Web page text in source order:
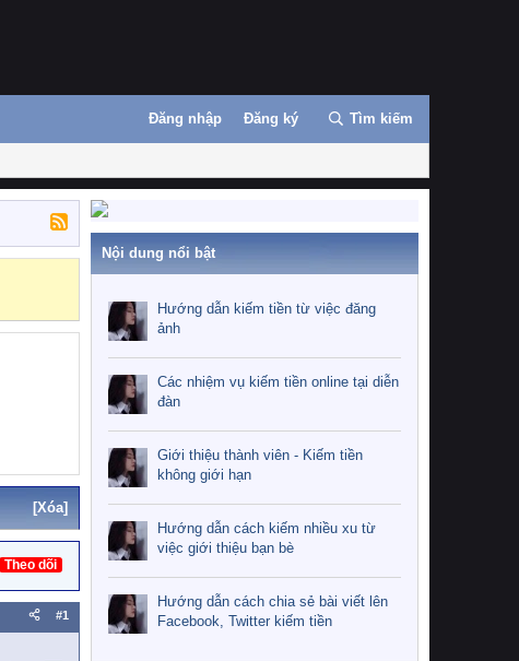
Đăng nhập Đăng ký Tìm kiếm
[Xóa]
Theo dõi
#1
Nội dung nổi bật
Hướng dẫn kiếm tiền từ việc đăng
ảnh
Các nhiệm vụ kiếm tiền online tại diễn
đàn
Giới thiệu thành viên - Kiếm tiền
không giới hạn
Hướng dẫn cách kiếm nhiều xu từ
việc giới thiệu bạn bè
Hướng dẫn cách chia sẻ bài viết lên
Facebook, Twitter kiếm tiền